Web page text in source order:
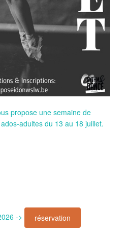
propose une semaine de
adultes du 13 au 18 juillet.
->
réservation